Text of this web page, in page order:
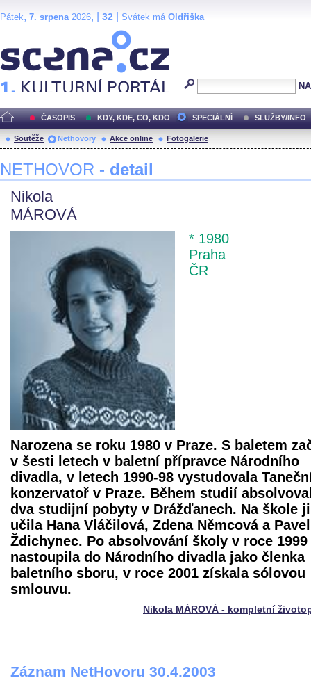
Pátek, 7. srpena2026, | 32 Svátek má Oldřiška
ČASOPIS KDY, KDE, CO, KDO SPECIÁLNÍ SLUŽBY/INFO
Soutěže Nethovory Akce online Fotogalerie
NETHOVOR - detail
Nikola
MÁROVÁ
* 1980
Praha
ČR
Narozena se roku 1980 v Praze. S baletem
v šesti letech v baletní přípravce Národního
divadla, v letech 1990-98 vystudovala
konzervatoř v Praze. Během studií
dva studijní pobyty v Drážďanech. Na škole ji
učila Hana Vláčilová, Zdena Němcová a Pavel
Ždichynec. Po absolvování školy v roce 1999
nastoupila do Národního divadla jako členka
baletního sboru, v roce 2001 získala sólovou
smlouvu.
Nikola MÁROVÁ - kompletní
Záznam NetHovoru 30.4.2003